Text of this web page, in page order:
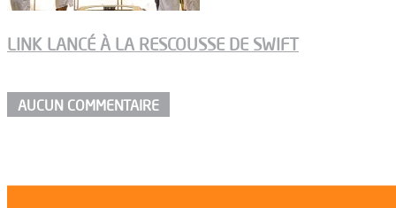
LINK LANCÉ À LA RESCOUSSE DE SWIFT
AUCUN COMMENTAIRE